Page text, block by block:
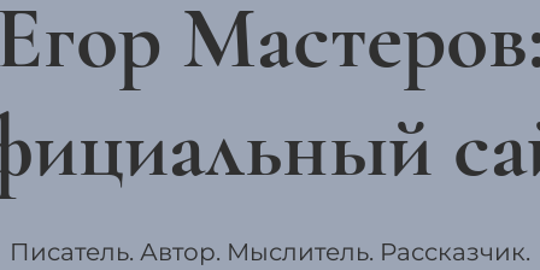
Писатель. Автор. Мыслитель. Рассказчик.